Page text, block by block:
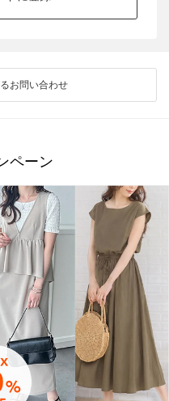
お問い合わせ
ペーン